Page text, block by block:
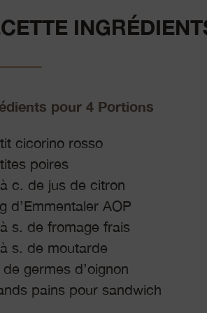
pour 4 Portions
cicorino rosso
poires
c. de jus de citron
d’Emmentaler AOP
s. de fromage frais
s. de moutarde
germes d’oignon
pains pour sandwich